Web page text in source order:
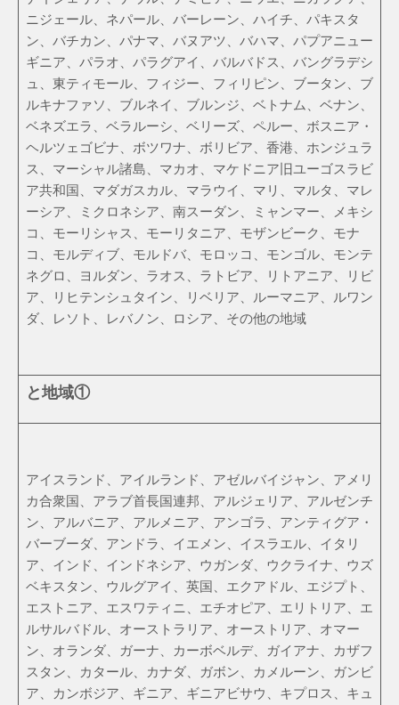
ニジェール、ネパール、バーレーン、ハイチ、パキスタ
ン、バチカン、パナマ、バヌアツ、バハマ、パプアニュー
ギニア、パラオ、パラグアイ、バルバドス、バングラデシ
ュ、東ティモール、フィジー、フィリピン、ブータン、ブ
ルキナファソ、ブルネイ、ブルンジ、ベトナム、ベナン、
ベネズエラ、ベラルーシ、ベリーズ、ペルー、ボスニア・
ヘルツェゴビナ、ボツワナ、ボリビア、香港、ホンジュラ
ス、マーシャル諸島、マカオ、マケドニア旧ユーゴスラビ
ア共和国、マダガスカル、マラウイ、マリ、マルタ、マレ
ーシア、ミクロネシア、南スーダン、ミャンマー、メキシ
コ、モーリシャス、モーリタニア、モザンビーク、モナ
コ、モルディブ、モルドバ、モロッコ、モンゴル、モンテ
ネグロ、ヨルダン、ラオス、ラトビア、リトアニア、リビ
ア、リヒテンシュタイン、リベリア、ルーマニア、ルワン
ダ、レソト、レバノン、ロシア、その他の地域
と地域①
アイスランド、アイルランド、アゼルバイジャン、アメリ
カ合衆国、アラブ首長国連邦、アルジェリア、アルゼンチ
ン、アルバニア、アルメニア、アンゴラ、アンティグア・
バーブーダ、アンドラ、イエメン、イスラエル、イタリ
ア、インド、インドネシア、ウガンダ、ウクライナ、ウズ
ベキスタン、ウルグアイ、英国、エクアドル、エジプト、
エストニア、エスワティニ、エチオピア、エリトリア、エ
ルサルバドル、オーストラリア、オーストリア、オマー
ン、オランダ、ガーナ、カーボベルデ、ガイアナ、カザフ
スタン、カタール、カナダ、ガボン、カメルーン、ガンビ
ア、カンボジア、ギニア、ギニアビサウ、キプロス、キュ